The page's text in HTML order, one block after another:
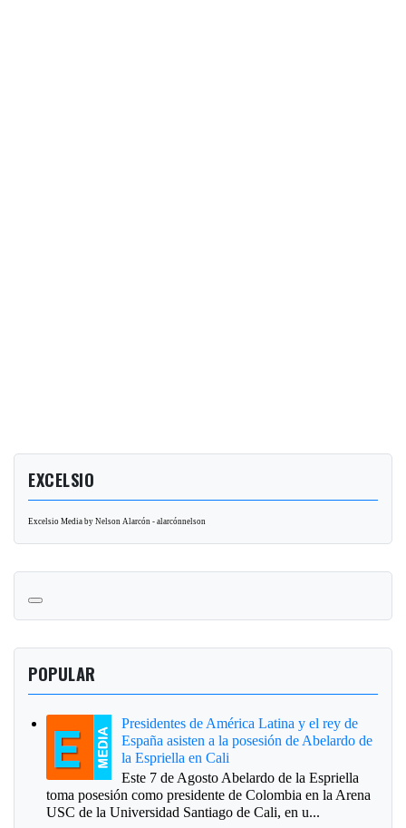
EXCELSIO
Excelsio Media by Nelson Alarcón - alarcónnelson
POPULAR
Presidentes de América Latina y el rey de
España asisten a la posesión de Abelardo de
la Espriella en Cali
Este 7 de Agosto Abelardo de la Espriella
toma posesión como presidente de Colombia en la Arena
USC de la Universidad Santiago de Cali, en u...